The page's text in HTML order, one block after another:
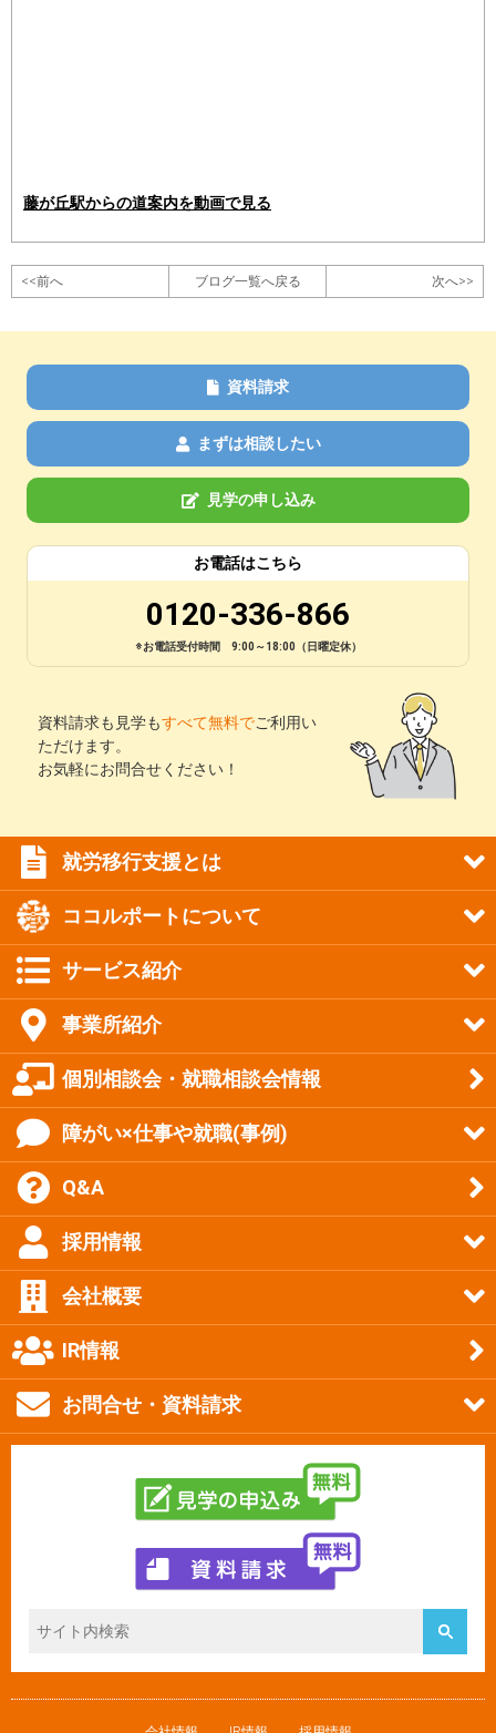
藤が丘駅からの道案内を動画で見る
<<前へ ブログ一覧へ戻る 次へ>>
資料請求
まずは相談したい
見学の申し込み
お電話はこちら
0120-336-866
※お電話受付時間 9:00～18:00（日曜定休）
資料請求も見学もすべて無料でご利用い
ただけます。
お気軽にお問合せください！
就労移行支援とは
ココルポートについて
サービス紹介
事業所紹介
個別相談会・就職相談会情報
障がい×仕事や就職(事例)
Q&A
採用情報
会社概要
IR情報
お問合せ・資料請求